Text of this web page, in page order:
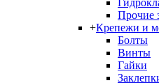
Прочие
+Крепежи и
Болты
Винты
Гайки